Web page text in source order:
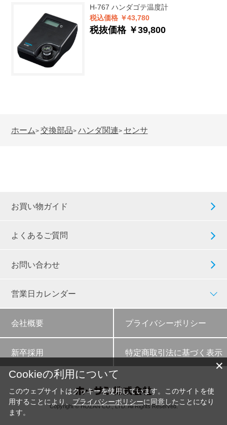
H-767 ハンダゴテ温度計
税込価格 ￥43,780
税抜価格 ￥39,800
ホーム> 交換部品> ハンダ関連> センサ
お買い物ガイド
よくあるご質問
お問い合わせ
営業日カレンダー
会社概要 プライバシーポリシー
新卒採用 特定商取引法に基づく表示
Copyright © HOZAN CO., LTD. All Rights Reserved.
✕
Cookieの利用について
このウェブサイトはクッキーを使用しています。このサイトを使
用することにより、 プライバシーポリシーに同意したことになり
ます。